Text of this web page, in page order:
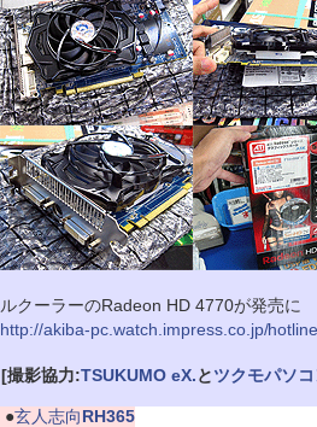
ルクーラーのRadeon HD 4770が発売に
http://akiba-pc.watch.impress.co.jp/
[撮影協力:TSUKUMO eX.とツクモパソ
●玄人志向RH365